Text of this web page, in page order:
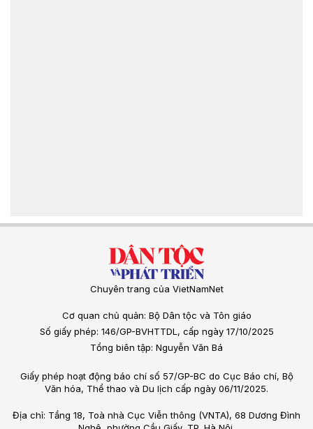
Chuyên trang của VietNamNet
Cơ quan chủ quản: Bộ Dân tộc và Tôn giáo
Số giấy phép: 146/GP-BVHTTDL, cấp ngày 17/10/2025
Tổng biên tập: Nguyễn Văn Bá
Giấy phép hoạt động báo chí số 57/GP-BC do Cục Báo chí, Bộ
Văn hóa, Thể thao và Du lịch cấp ngày 06/11/2025.
Địa chỉ: Tầng 18, Toà nhà Cục Viễn thông (VNTA), 68 Dương Đình